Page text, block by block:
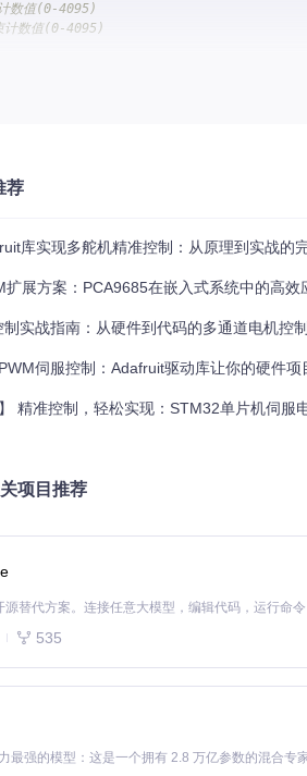
数值(0-4095)
数值(0-4095)
线与主控制器通信，支持最高400kHz的
pwm1 = Adafruit_PWMServoDriver
pwm2 =
Adafruit_PWMServoDriver
换：
转换逻辑
0 , 180
景：从工业自动化到消费电子
线物料分拣系统
，Adafruit PWM驱动库可用于构建高精度物
Mega
图像处理
荐
库实现多舵机精准控制：从原理到实战的
扩展方案：PCA9685在嵌入式系统中的高效
制实战指南：从硬件到代码的多通道电机控
伺服控制：Adafruit驱动库让你的硬件项
精准控制，轻松实现：STM32单片机伺服电机控制
项目推荐
535